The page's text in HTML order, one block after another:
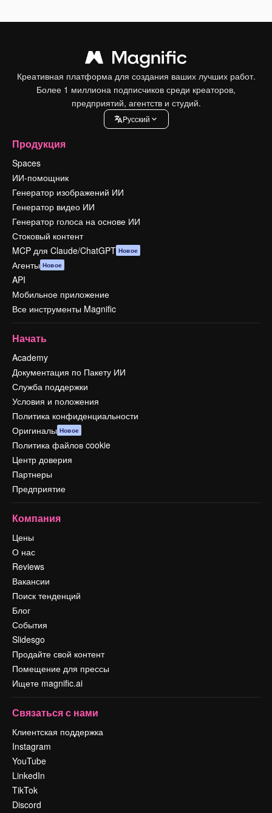
Креативная платформа для создания ваших лучших работ.
Более 1 миллиона подписчиков среди креаторов,
предприятий, агентств и студий.
Pусский
Продукция
Spaces
ИИ-помощник
Генератор изображений ИИ
Генератор видео ИИ
Генератор голоса на основе ИИ
Стоковый контент
MCP для Claude/ChatGPT Новое
Агенты Новое
API
Мобильное приложение
Все инструменты Magnific
Начать
Academy
Документация по Пакету ИИ
Служба поддержки
Условия и положения
Политика конфиденциальности
Оригиналы Новое
Политика файлов cookie
Центр доверия
Партнеры
Предприятие
Компания
Цены
О нас
Reviews
Вакансии
Поиск тенденций
Блог
События
Slidesgo
Продайте свой контент
Помещение для прессы
Ищете magnific.ai
Связаться с нами
Клиентская поддержка
Instagram
YouTube
LinkedIn
TikTok
Discord